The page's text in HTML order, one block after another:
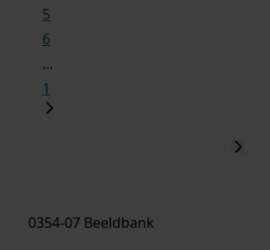
5
6
...
1
0354-07 Beeldbank